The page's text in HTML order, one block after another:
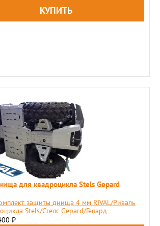
для квадроцикла Stels Gepard
защиты днища 4 мм RIVAL/Риваль
Stels/Стелс Gepard/Гепард
₽